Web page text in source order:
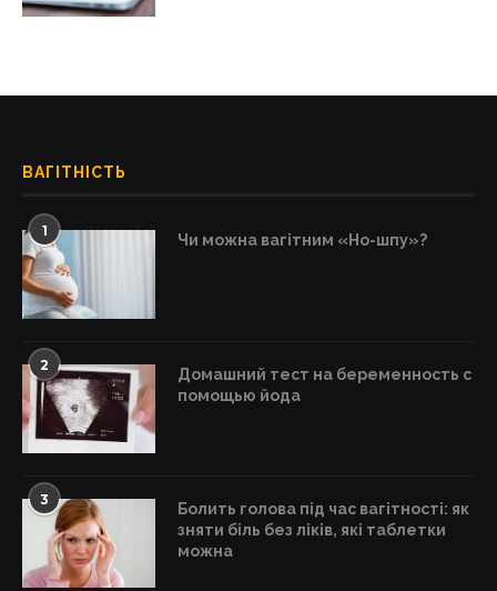
ВАГІТНІСТЬ
1 Чи можна вагітним «Но-шпу»?
2
Домашний тест на беременность с
помощью йода
3
Болить голова під час вагітності: як
зняти біль без ліків, які таблетки
можна